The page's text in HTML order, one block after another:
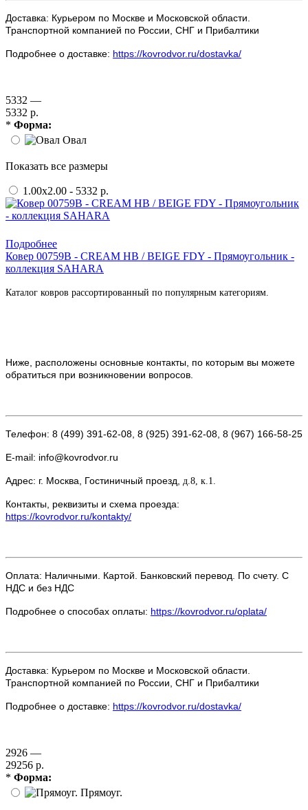
Доставка: Курьером по Москве и Московской области.
Транспортной компанией по России, СНГ и Прибалтики
Подробнее о доставке: https://kovrodvor.ru/dostavka/
5332 —
5332 р.
* Форма:
Овал
Показать все размеры
1.00x2.00 - 5332 р.
Подробнее
Ковер 00759B - CREAM HB / BEIGE FDY - Прямоугольник -
коллекция SAHARA
Каталог ковров рассортированный по популярным категориям.
Ниже, расположены основные контакты, по которым вы можете
обратиться при возникновении вопросов.
Телефон: 8 (499) 391-62-08, 8 (925) 391-62-08, 8 (967) 166-58-25
E-mail: info@kovrodvor.ru
Адрес: г. Москва, Гостиничный проезд, д.8, к.1.
Контакты, реквизиты и схема проезда:
https://kovrodvor.ru/kontakty/
Оплата: Наличными. Картой. Банковский перевод. По счету. С
НДС и без НДС
Подробнее о способах оплаты: https://kovrodvor.ru/oplata/
Доставка: Курьером по Москве и Московской области.
Транспортной компанией по России, СНГ и Прибалтики
Подробнее о доставке: https://kovrodvor.ru/dostavka/
2926 —
29256 р.
* Форма:
Прямоуг.